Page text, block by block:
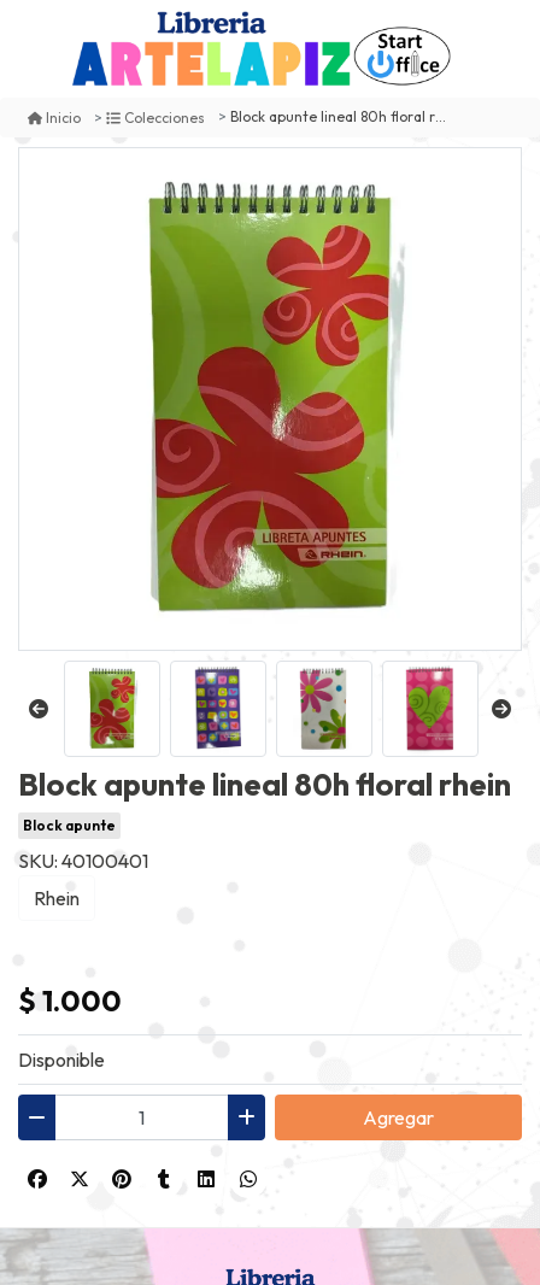
Inicio Colecciones Block apunte lineal 80h floral rhein
Block apunte lineal 80h floral rhein
Block apunte
SKU: 40100401
Rhein
$ 1.000
Disponible
Agregar